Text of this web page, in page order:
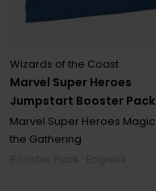
Marvel Super Heroes
Jumpstart Booster Pack
Wizards of the Coast
Marvel Super Heroes Magic
the Gathering